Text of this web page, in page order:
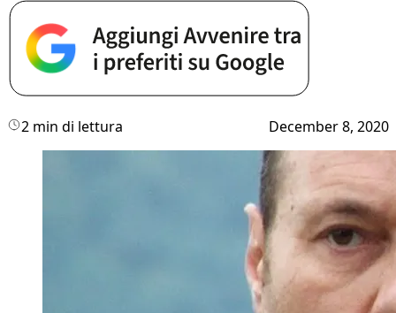
2 min di lettura December 8, 2020